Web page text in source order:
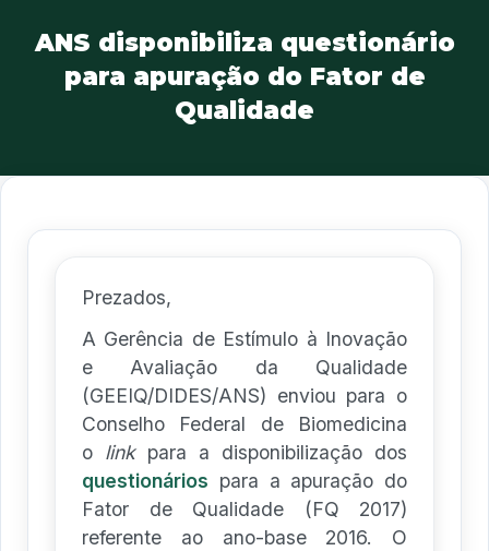
ANS disponibiliza questionário
para apuração do Fator de
Qualidade
Prezados,
A Gerência de Estímulo à Inovação
e Avaliação da Qualidade
(GEEIQ/DIDES/ANS) enviou para o
Conselho Federal de Biomedicina
o linkpara a disponibilização dos
questionários para a apuração do
Fator de Qualidade (FQ 2017)
referente ao ano-base 2016. O